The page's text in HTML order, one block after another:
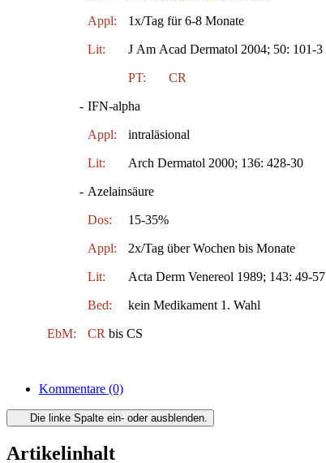
Appl: 1x/Tag für 6-8 Monate
Lit: J Am Acad Dermatol 2004; 50: 101-3
PT: CR
- IFN-alpha
Appl: intraläsional
Lit: Arch Dermatol 2000; 136: 428-30
- Azelainsäure
Dos: 15-35%
Appl: 2x/Tag über Wochen bis Monate
Lit: Acta Derm Venereol 1989; 143: 49-57
Bed: kein Medikament 1. Wahl
EbM: CR bis CS
Kommentare (0)
Die linke Spalte ein- oder ausblenden.
Artikelinhalt